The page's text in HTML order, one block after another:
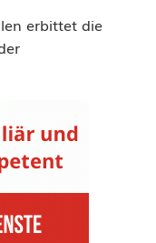
erbittet die